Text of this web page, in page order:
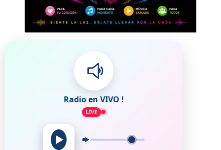
Radio en VIVO !
LIVE